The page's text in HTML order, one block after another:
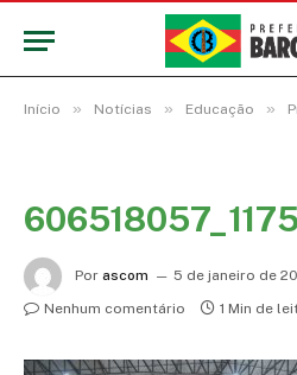
Início » Notícias » Educação »
Por ascom
5 de janeiro de
Nenhum comentário
1 Min de